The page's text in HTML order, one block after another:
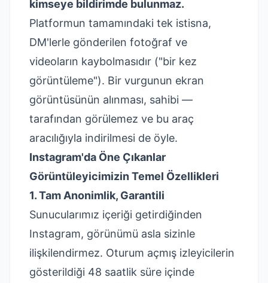
kimseye bildirimde bulunmaz.
Platformun tamamındaki tek istisna,
DM'lerle gönderilen fotoğraf ve
videoların kaybolmasıdır ("bir kez
görüntüleme"). Bir vurgunun ekran
görüntüsünün alınması, sahibi —
tarafından görülemez ve bu araç
aracılığıyla indirilmesi de öyle.
Instagram'da Öne Çıkanlar
Görüntüleyicimizin Temel Özellikleri
1. Tam Anonimlik, Garantili
Sunucularımız içeriği getirdiğinden
Instagram, görünümü asla sizinle
ilişkilendirmez. Oturum açmış izleyicilerin
gösterildiği 48 saatlik süre içinde